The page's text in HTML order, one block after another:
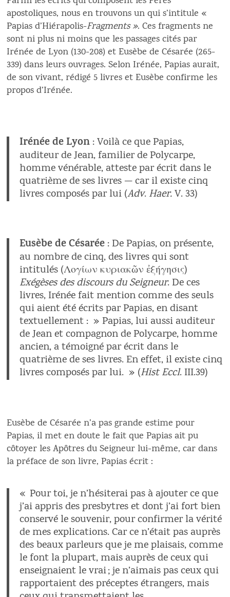
apostoliques, nous en trouvons un qui s’intitule «
Papias d’Hiérapolis-Fragments ». Ces fragments ne
sont ni plus ni moins que les passages cités par
Irénée de Lyon (130-208) et Eusèbe de Césarée (265-
339) dans leurs ouvrages. Selon Irénée, Papias aurait,
de son vivant, rédigé 5 livres et Eusèbe confirme les
propos d’Irénée.
Irénée de Lyon : Voilà ce que Papias,
auditeur de Jean, familier de Polycarpe,
homme vénérable, atteste par écrit dans le
quatrième de ses livres — car il existe cinq
livres composés par lui (Adv. Haer.V. 33)
Eusèbe de Césarée : De Papias, on présente,
au nombre de cinq, des livres qui sont
intitulés (Λογίων κυριακῶν ἐξήγησις)
Exégèses des discours du Seigneur. De ces
livres, Irénée fait mention comme des seuls
qui aient été écrits par Papias, en disant
textuellement : » Papias, lui aussi auditeur
de Jean et compagnon de Polycarpe, homme
ancien, a témoigné par écrit dans le
quatrième de ses livres. En effet, il existe cinq
livres composés par lui. » (Hist Eccl. III.39)
Eusèbe de Césarée n’a pas grande estime pour
Papias, il met en doute le fait que Papias ait pu
côtoyer les Apôtres du Seigneur lui-même, car dans
la préface de son livre, Papias écrit :
« Pour toi, je n’hésiterai pas à ajouter ce que
j’ai appris des presbytres et dont j’ai fort bien
conservé le souvenir, pour confirmer la vérité
de mes explications. Car ce n’était pas auprès
des beaux parleurs que je me plaisais, comme
le font la plupart, mais auprès de ceux qui
enseignaient le vrai ; je n’aimais pas ceux qui
rapportaient des préceptes étrangers, mais